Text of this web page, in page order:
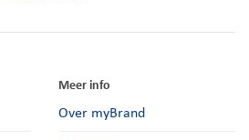
Meer info
Over myBrand